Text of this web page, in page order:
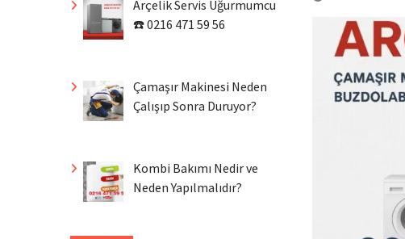
Arçelik Servis Uğurmumcu
☎️ 0216 471 59 56
Çamaşır Makinesi Neden
Çalışıp Sonra Duruyor?
Kombi Bakımı Nedir ve
Neden Yapılmalıdır?